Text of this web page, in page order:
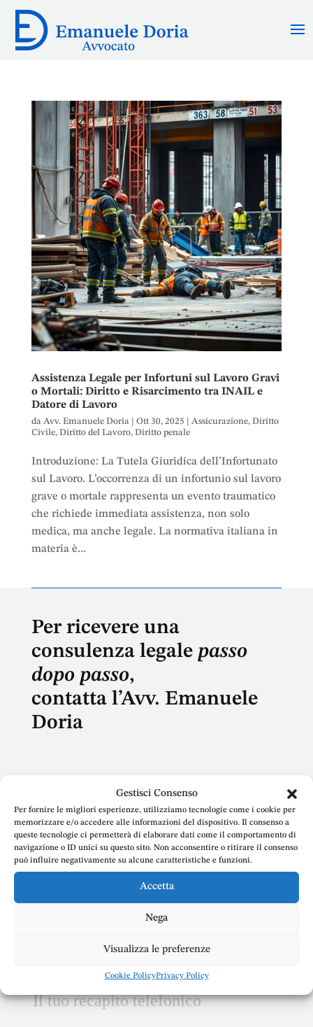
Gestisci Consenso
Per fornire le migliori esperienze, utilizziamo tecnologie come i cookie per
memorizzare e/o accedere alle informazioni del dispositivo. Il consenso a
queste tecnologie ci permetterà di elaborare dati come il comportamento di
navigazione o ID unici su questo sito. Non acconsentire o ritirare il consenso
può influire negativamente su alcune caratteristiche e funzioni.
Accetta
Nega
Visualizza le preferenze
Cookie PolicyPrivacy Policy
Assistenza Legale per Infortuni sul Lavoro Gravi
o Mortali: Diritto e Risarcimento tra INAIL e
Datore di Lavoro
da Avv. Emanuele Doria| Ott 30, 2025 Assicurazione, Diritto
Civile, Diritto del Lavoro, Diritto penale
Introduzione: La Tutela Giuridica dell’Infortunato
sul Lavoro. L’occorrenza di un infortunio sul lavoro
grave o mortale rappresenta un evento traumatico
che richiede immediata assistenza, non solo
medica, ma anche legale. La normativa italiana in
materia è...
Per ricevere una
consulenza legale passo
dopo passo,
contatta l’Avv. Emanuele
Doria
Nome